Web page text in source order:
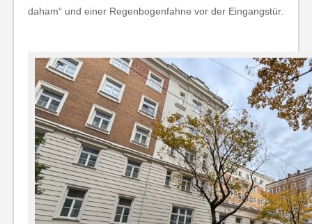
daham“ und einer Regenbogenfahne vor der Eingangstür.